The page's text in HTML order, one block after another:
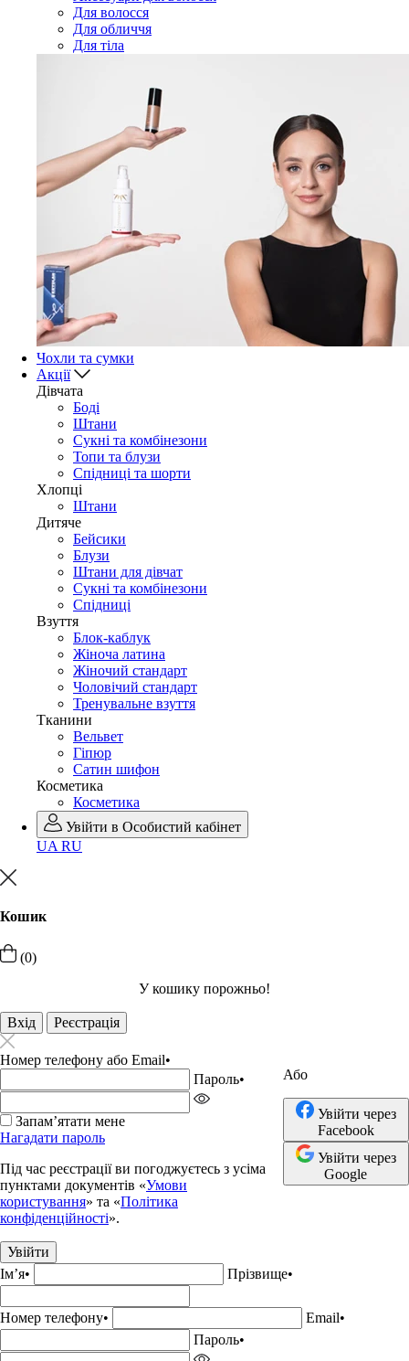
Для волосся
Для обличчя
Для тіла
Чохли та сумки
Акції
Дівчата
Боді
Штани
Сукні та комбінезони
Топи та блузи
Спідниці та шорти
Хлопці
Штани
Дитяче
Бейсики
Блузи
Штани для дівчат
Сукні та комбінезони
Спідниці
Взуття
Блок-каблук
Жіноча латина
Жіночий стандарт
Чоловічий стандарт
Тренувальне взуття
Тканини
Вельвет
Гіпюр
Сатин шифон
Косметика
Косметика
Увійти в Особистий кабінет
UA RU
Кошик
(0)
У кошику порожньо!
Вхід Реєстрація
Номер телефону або Email•
Пароль•
Запамʼятати мене
Нагадати пароль
Під час реєстрації ви погоджуєтесь з усіма
пунктами документів «Умови
користування» та «Політика
конфіденційності».
Увійти
Або
Увійти через
Facebook
Увійти через
Google
Імʼя• Прізвище•
Номер телефону• Email•
Пароль•